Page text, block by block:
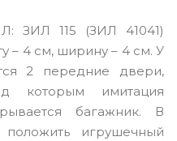
ЗИЛ 115 (ЗИЛ 41041)
– 4 см, ширину – 4 см. У
2 передние двери,
которым имитация
багажник. В
игрушечный